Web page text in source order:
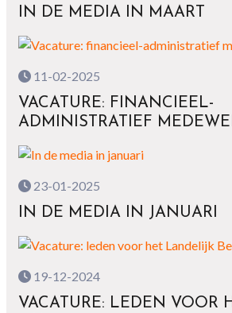
IN DE MEDIA IN MAART
11-02-2025
VACATURE: FINANCIEEL-
ADMINISTRATIEF
23-01-2025
IN DE MEDIA IN JANUARI
19-12-2024
VACATURE: LEDEN VOOR